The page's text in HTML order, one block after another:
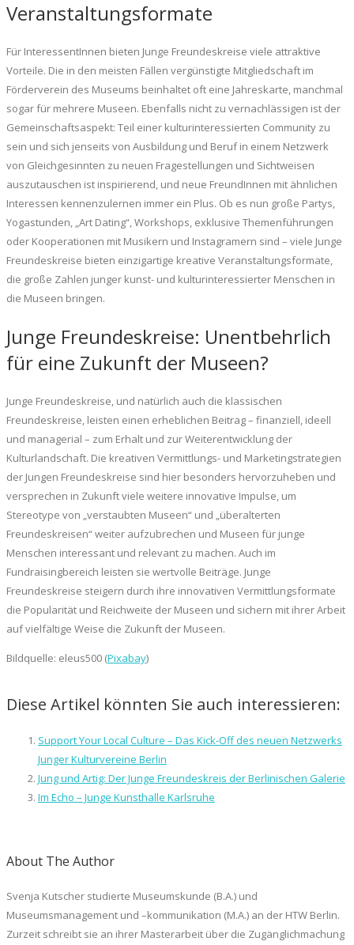
Veranstaltungsformate
Für InteressentInnen bieten Junge Freundeskreise viele attraktive
Vorteile. Die in den meisten Fällen vergünstigte Mitgliedschaft im
Förderverein des Museums beinhaltet oft eine Jahreskarte, manchmal
sogar für mehrere Museen. Ebenfalls nicht zu vernachlässigen ist der
Gemeinschaftsaspekt: Teil einer kulturinteressierten Community zu
sein und sich jenseits von Ausbildung und Beruf in einem Netzwerk
von Gleichgesinnten zu neuen Fragestellungen und Sichtweisen
auszutauschen ist inspirierend, und neue FreundInnen mit ähnlichen
Interessen kennenzulernen immer ein Plus. Ob es nun große Partys,
Yogastunden, „Art Dating“, Workshops, exklusive Themenführungen
oder Kooperationen mit Musikern und Instagramern sind – viele Junge
Freundeskreise bieten einzigartige kreative Veranstaltungsformate,
die große Zahlen junger kunst- und kulturinteressierter Menschen in
die Museen bringen.
Junge Freundeskreise: Unentbehrlich
für eine Zukunft der Museen?
Junge Freundeskreise, und natürlich auch die klassischen
Freundeskreise, leisten einen erheblichen Beitrag – finanziell, ideell
und managerial – zum Erhalt und zur Weiterentwicklung der
Kulturlandschaft. Die kreativen Vermittlungs- und Marketingstrategien
der Jungen Freundeskreise sind hier besonders hervorzuheben und
versprechen in Zukunft viele weitere innovative Impulse, um
Stereotype von „verstaubten Museen“ und „überalterten
Freundeskreisen“ weiter aufzubrechen und Museen für junge
Menschen interessant und relevant zu machen. Auch im
Fundraisingbereich leisten sie wertvolle Beiträge. Junge
Freundeskreise steigern durch ihre innovativen Vermittlungsformate
die Popularität und Reichweite der Museen und sichern mit ihrer Arbeit
auf vielfältige Weise die Zukunft der Museen.
Bildquelle: eleus500 (Pixabay)
Diese Artikel könnten Sie auch interessieren:
Support Your Local Culture – Das Kick-Off des neuen Netzwerks
Junger Kulturvereine Berlin
Jung und Artig: Der Junge Freundeskreis der Berlinischen Galerie
Im Echo – Junge Kunsthalle Karlsruhe
About The Author
Svenja Kutscher studierte Museumskunde (B.A.) und
Museumsmanagement und –kommunikation (M.A.) an der HTW Berlin.
Zurzeit schreibt sie an ihrer Masterarbeit über die Zugänglichmachung